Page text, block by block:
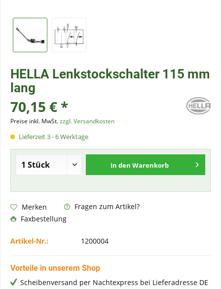
HELLA Lenkstockschalter 115 mm
lang
70,15 € *
Preise inkl. MwSt.zzgl. Versandkosten
Lieferzeit 3 - 6 Werktage
In den Warenkorb
Merken
Fragen zum Artikel?
Faxbestellung
Artikel-Nr.: 1200004
Vorteile in unserem Shop
Scheibenversand per Nachtexpress bei Lieferadresse DE